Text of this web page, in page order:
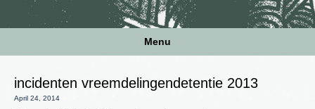
Menu
incidenten vreemdelingendetentie 2013
April 24, 2014